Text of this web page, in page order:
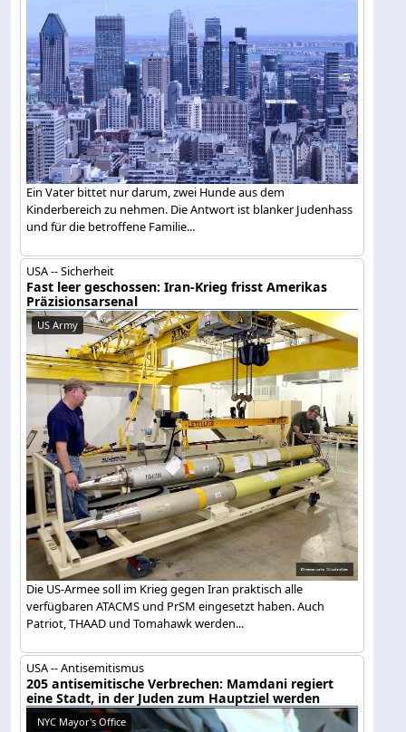
Ein Vater bittet nur darum, zwei Hunde aus dem
Kinderbereich zu nehmen. Die Antwort ist blanker Judenhass
und für die betroffene Familie...
USA -- Sicherheit
Fast leer geschossen: Iran-Krieg frisst Amerikas
Präzisionsarsenal
US Army
Die US-Armee soll im Krieg gegen Iran praktisch alle
verfügbaren ATACMS und PrSM eingesetzt haben. Auch
Patriot, THAAD und Tomahawk werden...
USA -- Antisemitismus
205 antisemitische Verbrechen: Mamdani regiert
eine Stadt, in der Juden zum Hauptziel werden
NYC Mayor's Office